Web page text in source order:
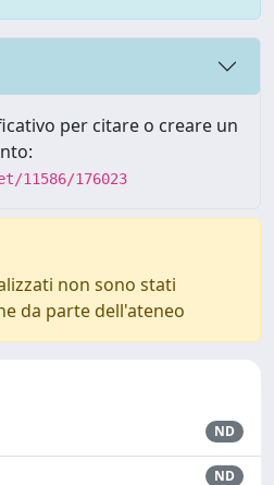
per citare o creare un
11586/176023
non sono stati
da parte dell'ateneo
ND
ND